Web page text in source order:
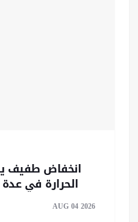
انخفاض طفيف
الحرارة في
AUG 04 2026